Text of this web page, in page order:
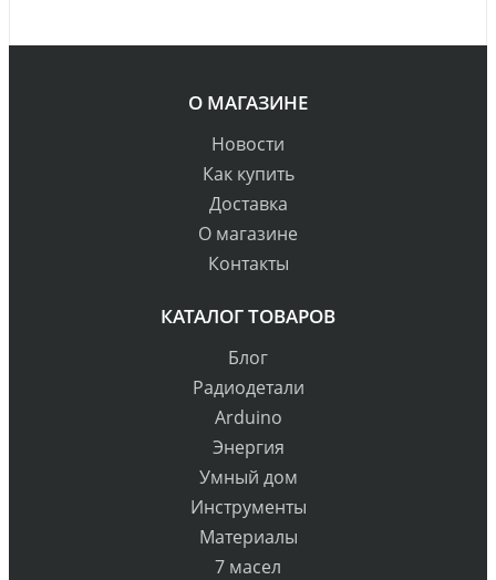
О МАГАЗИНЕ
Новости
Как купить
Доставка
О магазине
Контакты
КАТАЛОГ ТОВАРОВ
Блог
Радиодетали
Arduino
Энергия
Умный дом
Инструменты
Материалы
7 масел